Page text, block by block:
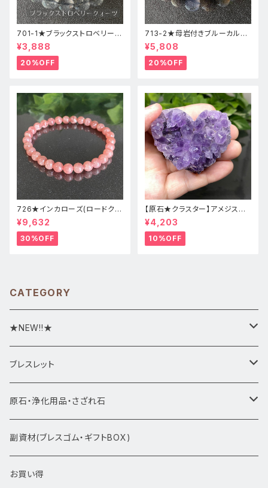
701-1★ブラックストロベリーク
ォーツ【高品質】天然石ブレスレ
ッパワーストーン
¥3,888
20%OFF
713-2★母岩付きブルーカルセ
ドニー【高品質】天然石ブレスレ
ットパワーストーン
¥5,808
20%OFF
726★インカローズ(ロードクロ
サイト)★天然石ブレスレット新
品
¥9,632
30%OFF
【原石★クラスター】アメジスト
★ハート形★cp-071天然石パ
ワーストーン★インテリア置物
¥4,203
10%OFF
CATEGORY
★NEW!!★
★新入荷1/28~
ブレスレット
ブレスレット1点物
アマビエシリーズ
デザインブレス
原石・浄化用品・さざれ石
浄化さざれ石
ポイント・タワー・タンブル
副資材(ブレスゴム・ギフトBOX)
お買い得